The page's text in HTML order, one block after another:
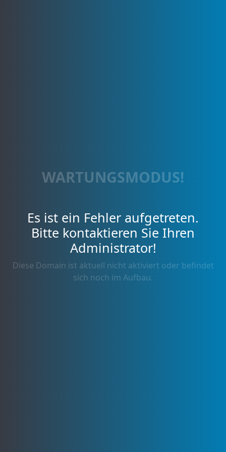
WARTUNGSMODUS!
Es ist ein Fehler aufgetreten.
Bitte kontaktieren Sie Ihren
Administrator!
Diese Domain ist aktuell nicht aktiviert oder befindet
sich noch im Aufbau.